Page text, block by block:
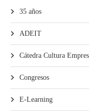
35 años
ADEIT
Cátedra Cultura
Congresos
E-Learning